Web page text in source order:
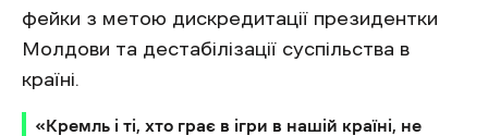
фейки з метою дискредитації президентки
Молдови та дестабілізації суспільства в
країні.
«Кремль і ті, хто грає в ігри в нашій країні, не